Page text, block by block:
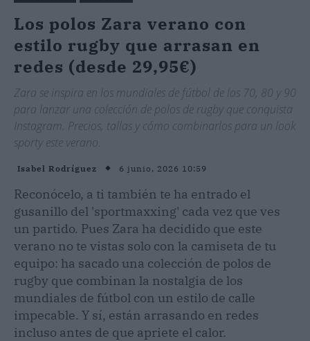
Los polos Zara verano con
estilo rugby que arrasan en
redes (desde 29,95€)
Zara se inspira en los mundiales de fútbol de los 70, 80 y 90
para lanzar una colección de polos de rugby que conquista
Instagram. Precios, tallas y cómo combinarlos para un look
sporty este verano.
Isabel Rodríguez 6 junio, 2026 10:59
Reconócelo, a ti también te ha entrado el
gusanillo del 'sportmaxxing' cada vez que ves
un partido. Pues Zara ha decidido que este
verano no te vistas solo con la camiseta de tu
equipo: ha sacado una colección de polos de
rugby que combinan la nostalgia de los
mundiales de fútbol con un estilo de calle
impecable. Y sí, están arrasando en redes
incluso antes de que apriete el calor.